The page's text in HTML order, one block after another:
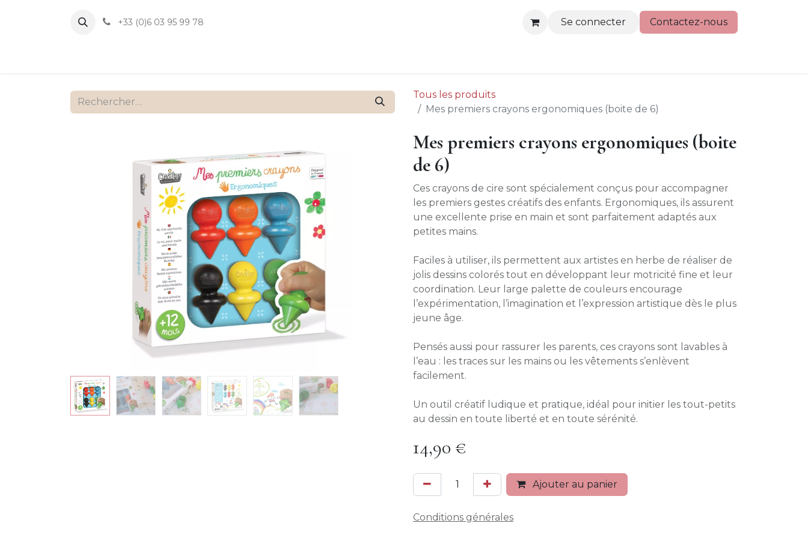
+33 (0)6 03 95 99 78 Se connecter Contactez-nous
Tous les produits
Mes premiers crayons ergonomiques (boite de 6)
Mes premiers crayons ergonomiques (boite
de 6)
Ces crayons de cire sont spécialement conçus pour accompagner
les premiers gestes créatifs des enfants. Ergonomiques, ils assurent
une excellente prise en main et sont parfaitement adaptés aux
petites mains.
Faciles à utiliser, ils permettent aux artistes en herbe de réaliser de
jolis dessins colorés tout en développant leur motricité fine et leur
coordination. Leur large palette de couleurs encourage
l’expérimentation, l’imagination et l’expression artistique dès le plus
jeune âge.
Pensés aussi pour rassurer les parents, ces crayons sont lavables à
l’eau : les traces sur les mains ou les vêtements s’enlèvent
facilement.
Un outil créatif ludique et pratique, idéal pour initier les tout-petits
au dessin en toute liberté et en toute sérénité.
14,90 €
Ajouter au panier
Conditions générales